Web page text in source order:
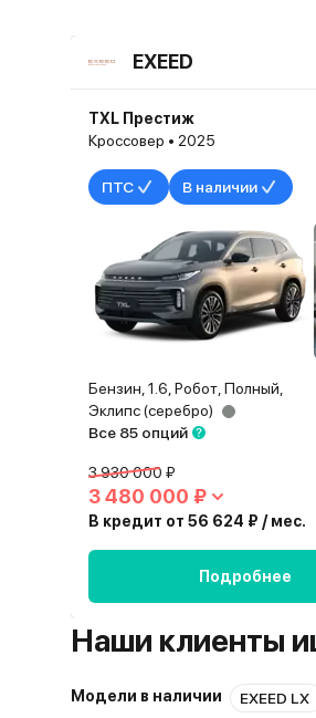
EXEED
TXL Престиж
Кроссовер • 2025
ПТС В наличии
Бензин, 1.6, Робот, Полный,
Эклипс (серебро)
Все 85 опций
3 930 000 ₽
3 480 000 ₽
В кредит от 56 624 ₽ / мес.
Подробнее
Наши клиенты
Модели в наличии EXEED LX